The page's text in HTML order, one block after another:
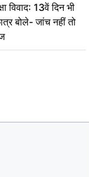
विवाद: 13वें दिन भी
बोले- जांच नहीं तो